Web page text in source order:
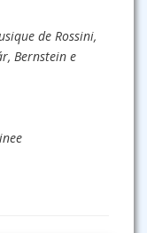
de Rossini,
Bernstein e